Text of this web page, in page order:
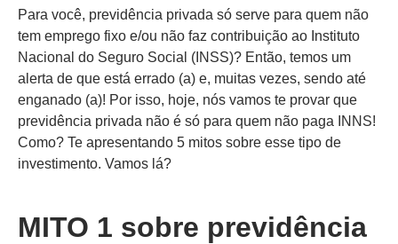
Para você, previdência privada só serve para quem não
tem emprego fixo e/ou não faz contribuição ao Instituto
Nacional do Seguro Social (INSS)? Então, temos um
alerta de que está errado (a) e, muitas vezes, sendo até
enganado (a)! Por isso, hoje, nós vamos te provar que
previdência privada não é só para quem não paga INNS!
Como? Te apresentando 5 mitos sobre esse tipo de
investimento. Vamos lá?
MITO 1 sobre previdência